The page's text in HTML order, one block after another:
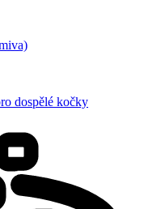
dospělé kočky